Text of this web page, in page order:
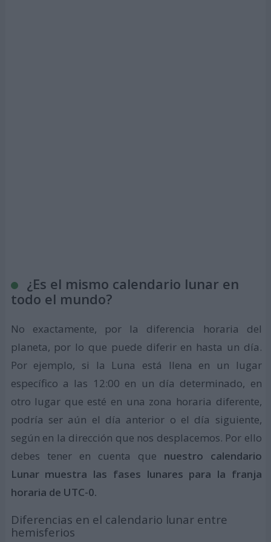
¿Es el mismo calendario lunar en
todo el mundo?
No exactamente, por la diferencia horaria del
planeta, por lo que puede diferir en hasta un día.
Por ejemplo, si la Luna está llena en un lugar
específico a las 12:00 en un día determinado, en
otro lugar que esté en una zona horaria diferente,
podría ser aún el día anterior o el día siguiente,
según en la dirección que nos desplacemos. Por ello
debes tener en cuenta que nuestro calendario
Lunar muestra las fases lunares para la franja
horaria de UTC-0.
Diferencias en el calendario lunar entre
hemisferios